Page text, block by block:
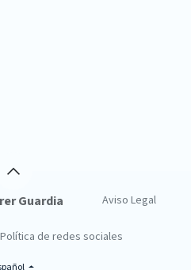
Guardia Aviso Legal
Política de redes sociales